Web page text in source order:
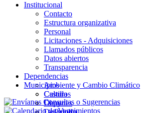
Institucional
Contacto
Estructura organizativa
Personal
Licitaciones - Adquisiciones
Llamados públicos
Datos abiertos
Transparencia
Dependencias
Ambiente y Cambio Climático
Cultura
Deportes
Municipios
Castillos
Chuy